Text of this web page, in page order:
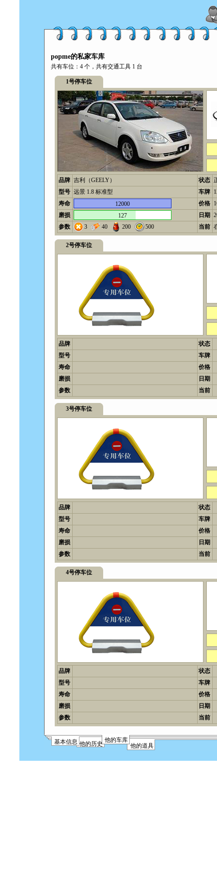
popme的私家车库
共有车位：4 个，共有交通工具 1 台
1号停车位
品牌 吉利（GEELY） 状态
型号 远景 1.8 标准型 车牌
寿命
12000 价格
磨损
127 日期
参数
3 40 200 500 当前
2号停车位
品牌
状态
型号
车牌
寿命
价格
磨损
日期
参数
当前
3号停车位
品牌
状态
型号
车牌
寿命
价格
磨损
日期
参数
当前
4号停车位
品牌
状态
型号
车牌
寿命
价格
磨损
日期
参数
当前
基本信息 他的历史
他的车库
他的道具